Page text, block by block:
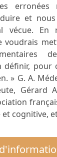
erronées
et
vécue. En
voudrais
définir, pour
» G. A.
Gérard
cognitive,